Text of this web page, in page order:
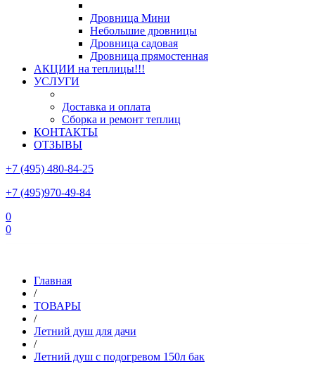
Дровница Мини
Небольшие дровницы
Дровница садовая
Дровница прямостенная
АКЦИИ на теплицы!!!
УСЛУГИ
Доставка и оплата
Сборка и ремонт теплиц
КОНТАКТЫ
ОТЗЫВЫ
+7 (495) 480-84-25
+7 (495)970-49-84
0
0
Главная
/
ТОВАРЫ
/
Летний душ для дачи
/
Летний душ с подогревом 150л бак